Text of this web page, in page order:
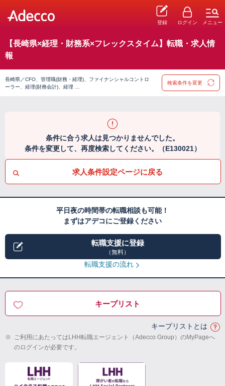
登録 ログイン メニュー
【長崎県×経理・財務系×フレックスタイム】転職・求人情
報
長崎県／CFO、管理職(財務・経理)、ファイナンシャルコントロ
ーラー、経理(財務会計)、経理 …
検索条件を変更
条件に合う求人は見つかりませんでした。
条件を変更して、再度検索してください。（E130021）
求人条件設定ページに戻る
平日夜の時間帯の転職相談も可能！
まずはアデコにご登録ください
転職支援に登録
（無料）
転職支援の流れ
キープリスト
キープリストとは
※ ご利用にあたってはLHH転職エージェント（Adecco Group）のMyPageへ
のログインが必要です。